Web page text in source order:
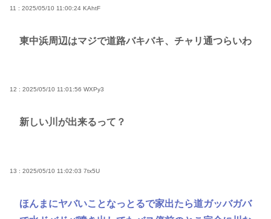
11 : 2025/05/10 11:00:24 KAhtF
東中浜周辺はマジで道路バキバキ、チャリ通つらいわ
12 : 2025/05/10 11:01:56 WXPy3
新しい川が出来るって？
13 : 2025/05/10 11:02:03 7tx5U
ほんまにヤバいことなっとるで家出たら道ガッバガバ